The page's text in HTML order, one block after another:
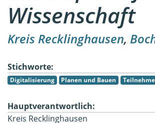
Wissenschaft
Kreis Recklinghausen,
Stichworte:
Digitalisierung Planen und Bauen
Hauptverantwortlich:
Kreis Recklinghausen